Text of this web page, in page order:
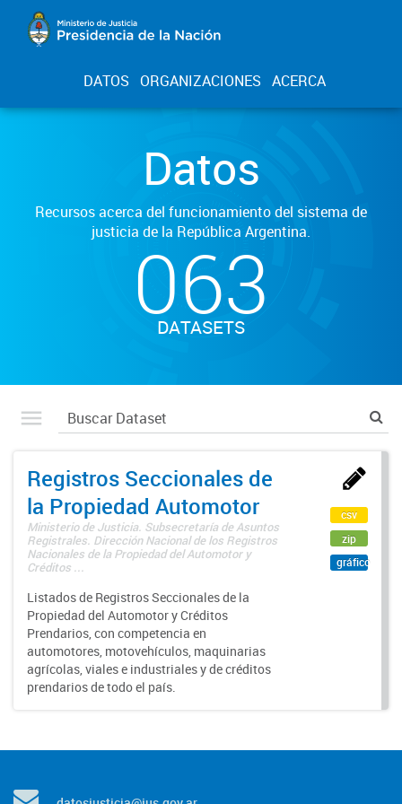
DATOS ORGANIZACIONES ACERCA
Datos
Recursos acerca del funcionamiento del sistema de
justicia de la República Argentina.
063
DATASETS
Registros Seccionales de
la Propiedad Automotor
Ministerio de Justicia. Subsecretaría de Asuntos
Registrales. Dirección Nacional de los Registros
Nacionales de la Propiedad del Automotor y
Créditos ...
Listados de Registros Seccionales de la
Propiedad del Automotor y Créditos
Prendarios, con competencia en
automotores, motovehículos, maquinarias
agrícolas, viales e industriales y de créditos
prendarios de todo el país.
csv
zip
gráfico